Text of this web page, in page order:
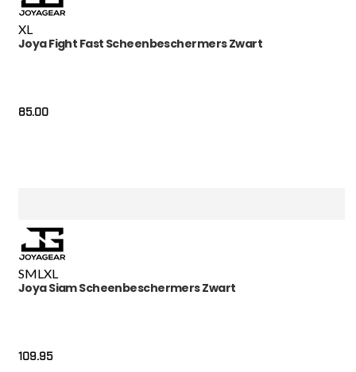
XL
Joya Fight Fast Scheenbeschermers Zwart
85.00
SMLXL
Joya Siam Scheenbeschermers Zwart
109.95